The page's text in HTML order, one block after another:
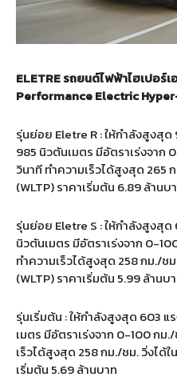
ELETRE รถยนต์ไฟฟ้าไฮเปอร์
Performance Electric
รุ่นย่อย Eletre R : ให้กำลังสูงสุ
985 นิวตันเมตร มีอัตราเร่งจาก
วินาที ทำความเร็วได้สูงสุด 265
(WLTP) ราคาเริ่มต้น 6.89 ล้านบ
รุ่นย่อย Eletre S : ให้กำลังสูงสุ
นิวตันเมตร มีอัตราเร่งจาก 0-
ทำความเร็วได้สูงสุด 258 กม./ชม
(WLTP) ราคาเริ่มต้น 5.99 ล้านบ
รุ่นเริ่มต้น : ให้กำลังสูงสุด 603
เมตร มีอัตราเร่งจาก 0-100 กม./
เร็วได้สูงสุด 258 กม./ชม. วิ่งได้ใ
เริ่มต้น 5.69 ล้านบาท